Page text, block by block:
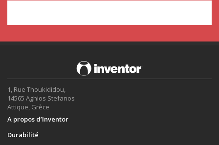
1, Rue Thoukididou,
14565 Aghios Stefanos
Attique, Grèce
A propos d’Inventor
Durabilité